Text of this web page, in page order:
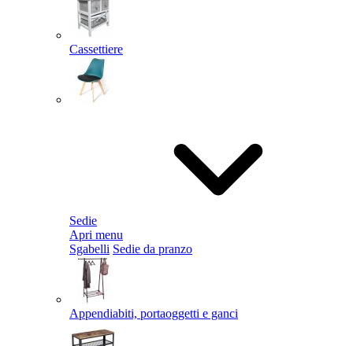
Cassettiere
Sedie
Apri menu
Sgabelli Sedie da pranzo
Appendiabiti, portaoggetti e ganci